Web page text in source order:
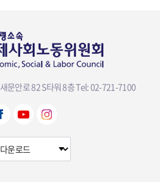
문안로 82 S타워 8층Tel: 02-721-7100
뷰어다운로드 선택